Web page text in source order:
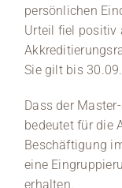
persönlichen
Urteil fiel positiv
Sie gilt bis
Dass der
bedeutet für die
Beschäftigung
eine
erhalten.